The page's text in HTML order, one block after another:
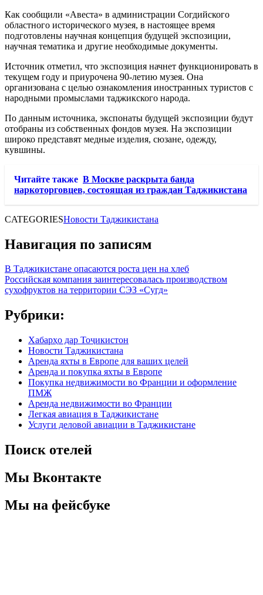
Как сообщили «Авеста» в администрации Согдийского
областного исторического музея, в настоящее время
подготовлены научная концепция будущей экспозиции,
научная тематика и другие необходимые документы.
Источник отметил, что экспозиция начнет функционировать в
текущем году и приурочена 90-летию музея. Она
организована с целью ознакомления иностранных туристов с
народными промыслами таджикского народа.
По данным источника, экспонаты будущей экспозиции будут
отобраны из собственных фондов музея. На экспозиции
широко представят медные изделия, сюзане, одежду,
кувшины.
Читайте также В Москве раскрыта банда
наркоторговцев, состоящая из граждан Таджикистана
CATEGORIESНовости Таджикистана
Навигация по записям
В Таджикистане опасаются роста цен на хлеб
Российская компания заинтересовалась производством
сухофруктов на территории СЭЗ «Сугд»
Рубрики:
Хабарҳо дар Тоҷикистон
Новости Таджикистана
Аренда яхты в Европе для ваших целей
Аренда и покупка яхты в Европе
Покупка недвижимости во Франции и оформление
ПМЖ
Аренда недвижимости во Франции
Легкая авиация в Таджикистане
Услуги деловой авиации в Таджикистане
Поиск отелей
Мы Вконтакте
Мы на фейсбуке